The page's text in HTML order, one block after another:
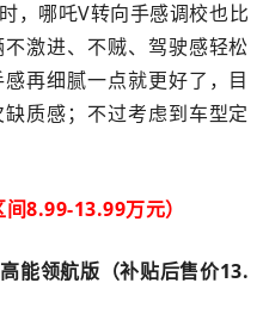
哪吒V转向手感调校也比
激进、不贼、驾驶感轻松
再细腻一点就更好了，目
质感；不过考虑到车型定
8.99-13.99万元）
能领航版（补贴后售价13.